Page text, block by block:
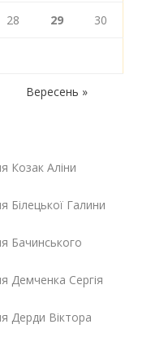
28 29 30
Вересень »
Козак Аліни
Білецької Галини
Бачинського
Демченка Сергія
Дерди Віктора